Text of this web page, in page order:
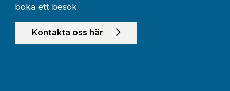
boka ett besök
Kontakta oss här